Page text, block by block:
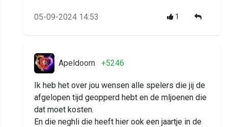
05-09-2024 14:53 1
Apeldoorn +5246
Ik heb het over jou wensen alle spelers die jij de
afgelopen tijd geopperd hebt en de mljoenen die
dat moet kosten.
En die neghli die heeft hier ook een jaartje in de